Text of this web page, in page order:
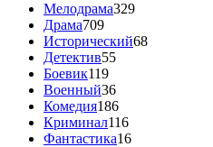
Мелодрама329
Драма709
Исторический68
Детектив55
Боевик119
Военный36
Комедия186
Криминал116
Фантастика16